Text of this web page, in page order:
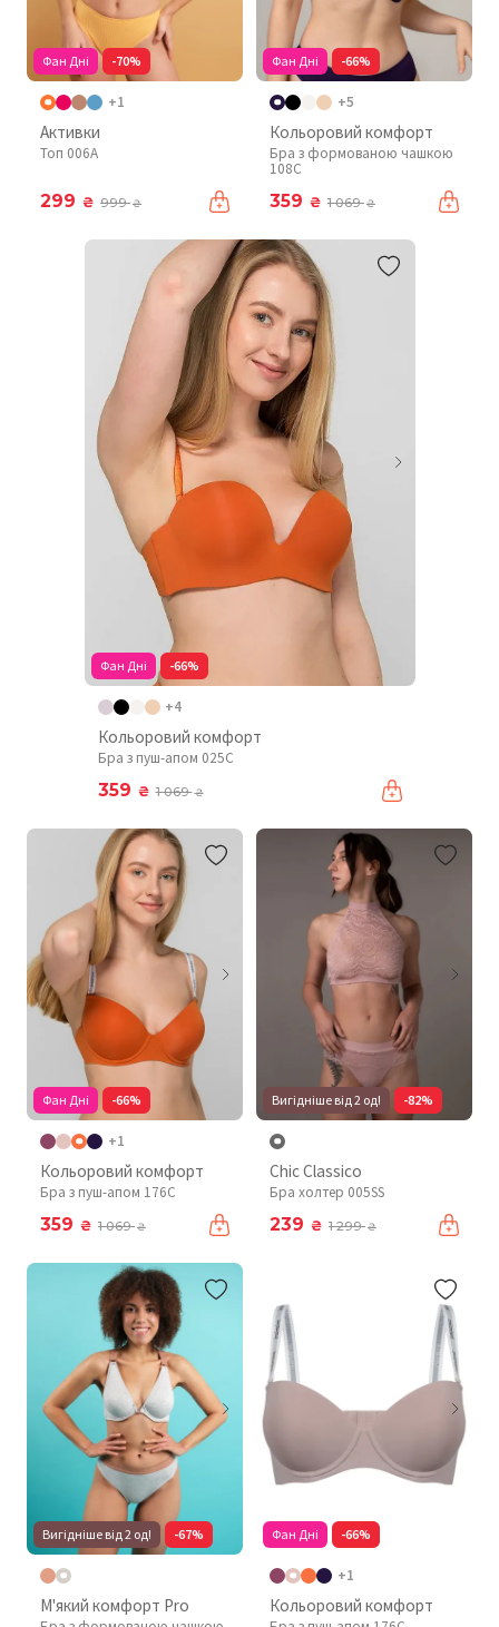
Фан Дні -70%
+1
Активки
Топ 006A
299 ₴ 999₴
Фан Дні -66%
+5
Кольоровий комфорт
Бра з формованою чашкою
108C
359 ₴ 1 069₴
Фан Дні -66%
+4
Кольоровий комфорт
Бра з пуш-апом 025C
359 ₴ 1 069₴
Фан Дні -66%
+1
Кольоровий комфорт
Бра з пуш-апом 176C
359 ₴ 1 069₴
Вигідніше від 2 од! -82%
Chic Classico
Бра холтер 005SS
239 ₴ 1 299₴
Вигідніше від 2 од! -67%
М'який комфорт Pro
Фан Дні -66%
+1
Кольоровий комфорт